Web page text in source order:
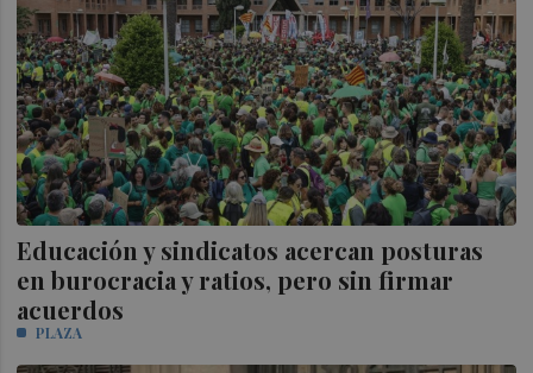
Educación y sindicatos acercan posturas
en burocracia y ratios, pero sin firmar
acuerdos
PLAZA